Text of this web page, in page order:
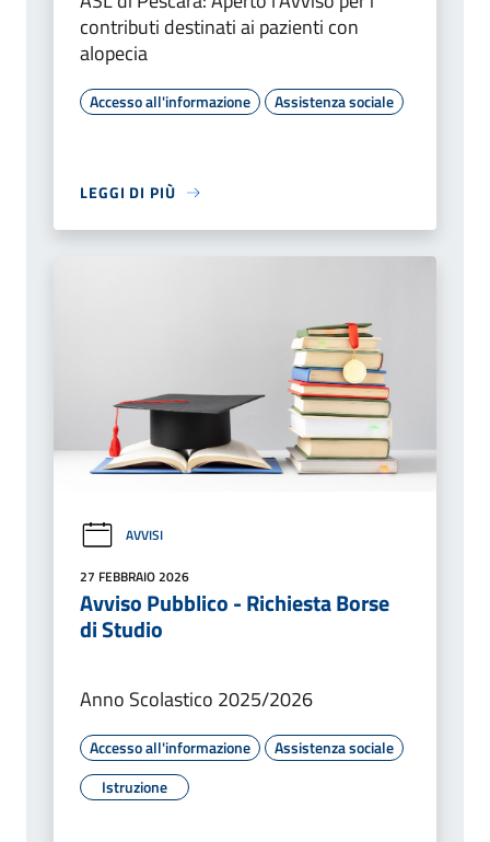
contributi destinati ai pazienti con
alopecia
Accesso all'informazione Assistenza sociale
LEGGI DI PIÙ
AVVISI
27 FEBBRAIO 2026
Avviso Pubblico - Richiesta Borse
di Studio
Anno Scolastico 2025/2026
Accesso all'informazione
Assistenza sociale
Istruzione